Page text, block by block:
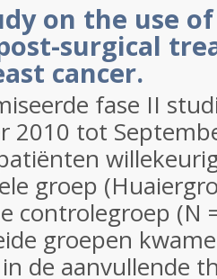
on the use
surgical
cancer.
fase II
2010 tot
groep
controlegroep (N
groepen
de aanvullende